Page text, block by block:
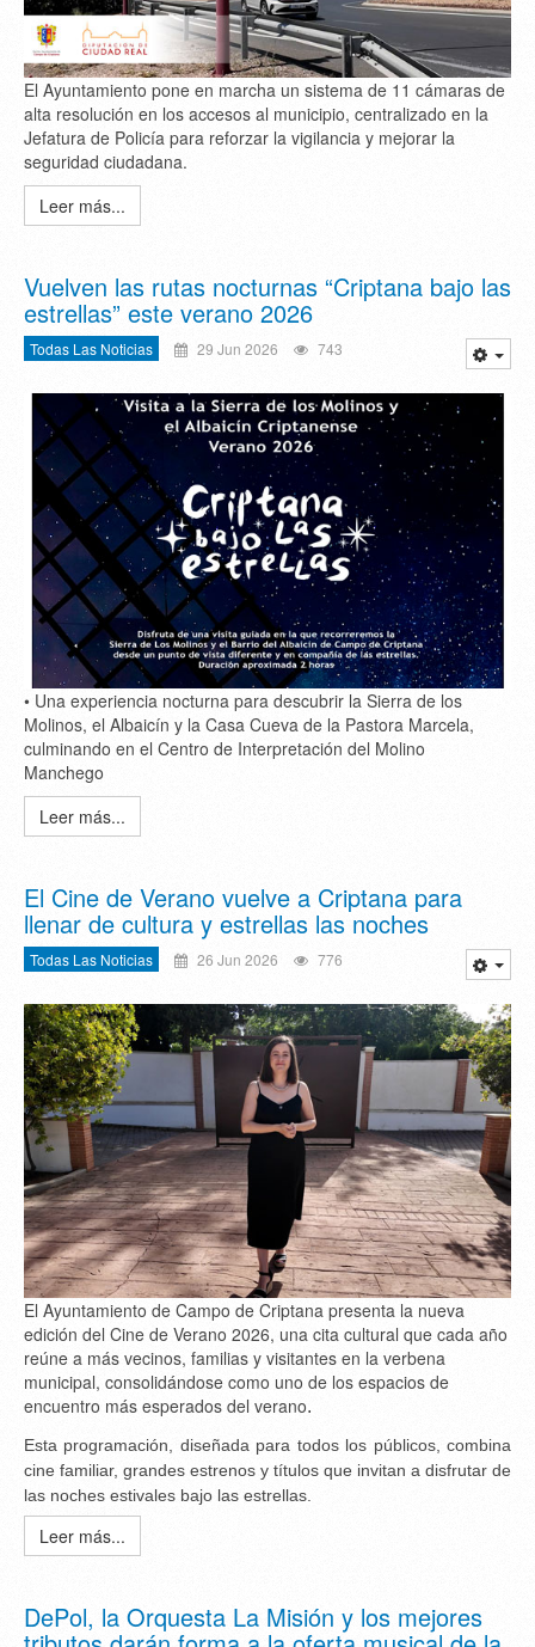
El Ayuntamiento pone en marcha un sistema de 11 cámaras de
alta resolución en los accesos al municipio, centralizado en la
Jefatura de Policía para reforzar la vigilancia y mejorar la
seguridad ciudadana.
Leer más...
Vuelven las rutas nocturnas “Criptana bajo las
estrellas” este verano 2026
Todas Las Noticias 29 Jun 2026 743
• Una experiencia nocturna para descubrir la Sierra de los
Molinos, el Albaicín y la Casa Cueva de la Pastora Marcela,
culminando en el Centro de Interpretación del Molino
Manchego
Leer más...
El Cine de Verano vuelve a Criptana para
llenar de cultura y estrellas las noches
Todas Las Noticias 26 Jun 2026 776
El Ayuntamiento de Campo de Criptana presenta la nueva
edición del Cine de Verano 2026, una cita cultural que cada año
reúne a más vecinos, familias y visitantes en la verbena
municipal, consolidándose como uno de los espacios de
encuentro más esperados del verano.
Esta programación, diseñada para todos los públicos, combina
cine familiar, grandes estrenos y títulos que invitan a disfrutar de
las noches estivales bajo las estrellas.
Leer más...
DePol, la Orquesta La Misión y los mejores